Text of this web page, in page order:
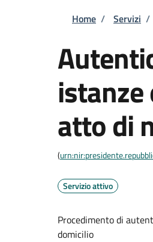
Home / Servizi /
atto di
(
Servizio attivo
Procedimento di
domicilio